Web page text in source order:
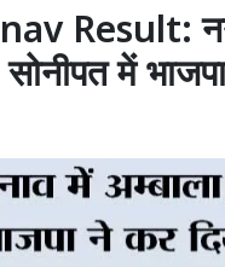
Result:
में